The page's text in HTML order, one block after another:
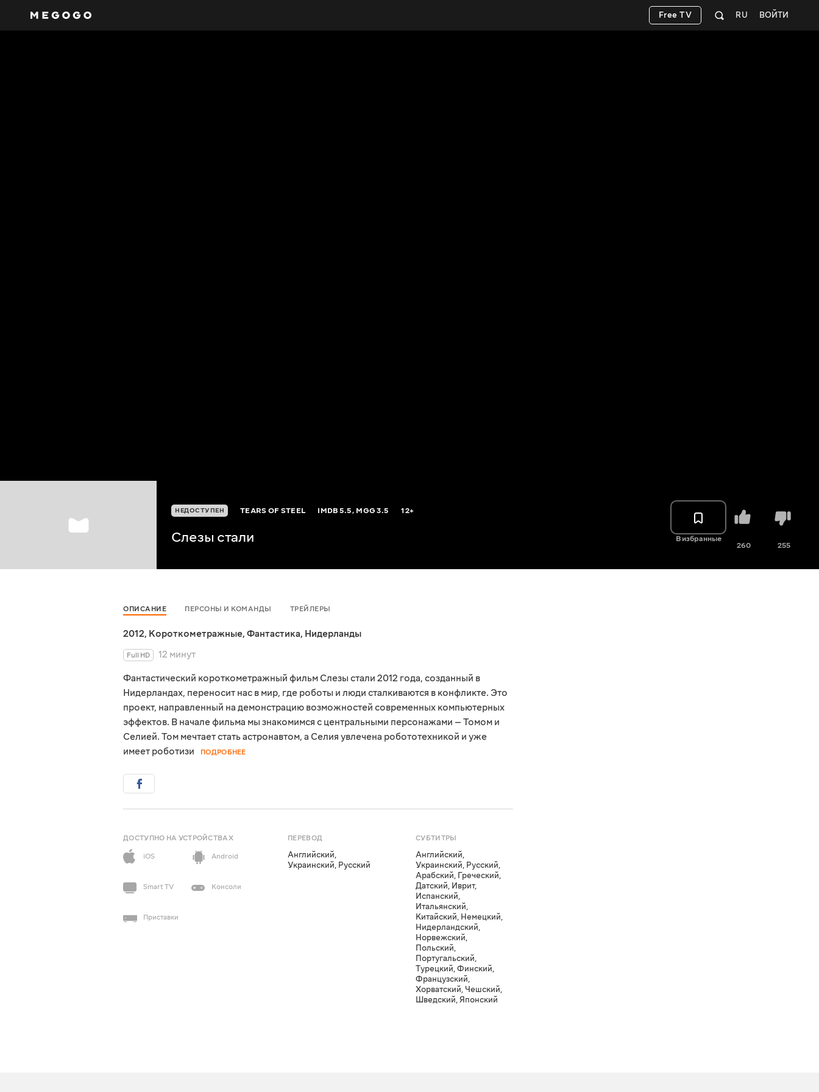
ВОЙТИ
RU
Free TV
НЕДОСТУПЕН TEARS OF STEEL IMDB5.5, MGG3.5 12+
Слезы стали В избранные
260 255
ОПИСАНИЕ ПЕРСОНЫ И КОМАНДЫ ТРЕЙЛЕРЫ
2012, Короткометражные, Фантастика, Нидерланды
Full HD
12 минут
Фантастический короткометражный фильм Слезы стали 2012 года, созданный в
Нидерландах, переносит нас в мир, где роботы и люди сталкиваются в конфликте. Это
проект, направленный на демонстрацию возможностей современных компьютерных
эффектов. В начале фильма мы знакомимся с центральными персонажами — Томом и
Селией. Том мечтает стать астронавтом, а Селия увлечена робототехникой и уже
имеет роботизи
ПОДРОБНЕЕ
ДОСТУПНО НА УСТРОЙСТВАХ
iOS
Android
Smart TV Консоли
Приставки
ПЕРЕВОД
Английский,
Украинский, Русский
СУБТИТРЫ
Английский,
Украинский, Русский,
Арабский, Греческий,
Датский, Иврит,
Испанский,
Итальянский,
Китайский, Немецкий,
Нидерландский,
Норвежский,
Польский,
Португальский,
Турецкий,Финский,
Французский,
Хорватский,Чешский,
Шведский,Японский